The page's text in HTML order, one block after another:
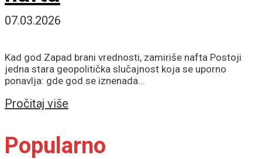
07.03.2026
Kad god Zapad brani vrednosti, zamiriše nafta Postoji
jedna stara geopolitička slučajnost koja se uporno
ponavlja: gde god se iznenada...
Pročitaj više
Popularno